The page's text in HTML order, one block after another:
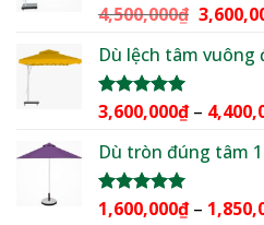
Được xếp
5 sao
4,500,000₫ Giá
là:
Dù lệch tâm vuông
Được xếp
5 sao
3,600,000₫ –
Dù tròn đúng tâm
Được xếp
1,600,000₫ –